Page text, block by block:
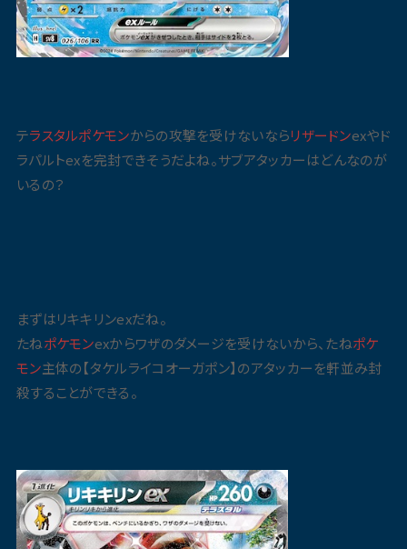
テラスタルポケモンからの攻撃を受けないならリザードンexやド
ラパルトexを完封できそうだよね。サブアタッカーはどんなのが
いるの？
まずはリキキリンexだね。
たねポケモンexからワザのダメージを受けないから、たねポケ
モン主体の【タケルライコオーガポン】のアタッカーを軒並み封
殺することができる。